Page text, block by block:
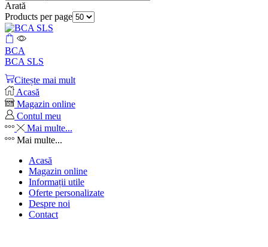
Arată
Products per page
BCA
BCA SLS
Citește mai mult
Acasă
Magazin online
Contul meu
Mai multe...
Mai multe...
Acasă
Magazin online
Informații utile
Oferte personalizate
Despre noi
Contact